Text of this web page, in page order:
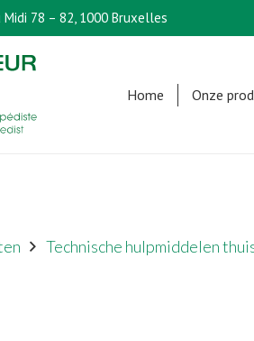
78 – 82, 1000 Bruxelles
Home Onze
Technische hulpmiddelen